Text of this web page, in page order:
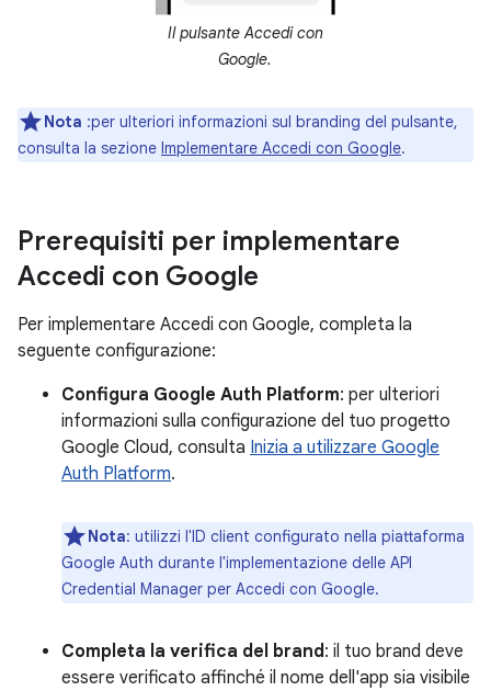
Il pulsante Accedi con
Google.
Nota :per ulteriori informazioni sul branding del pulsante,
consulta la sezione Implementare Accedi con Google.
Prerequisiti per implementare
Accedi con Google
Per implementare Accedi con Google, completa la
seguente configurazione:
Configura Google Auth Platform: per ulteriori
informazioni sulla configurazione del tuo progetto
Google Cloud, consulta Inizia a utilizzare Google
Auth Platform.
Nota: utilizzi l'ID client configurato nella piattaforma
Google Auth durante l'implementazione delle API
Credential Manager per Accedi con Google.
Completa la verifica del brand: il tuo brand deve
essere verificato affinché il nome dell'app sia visibile